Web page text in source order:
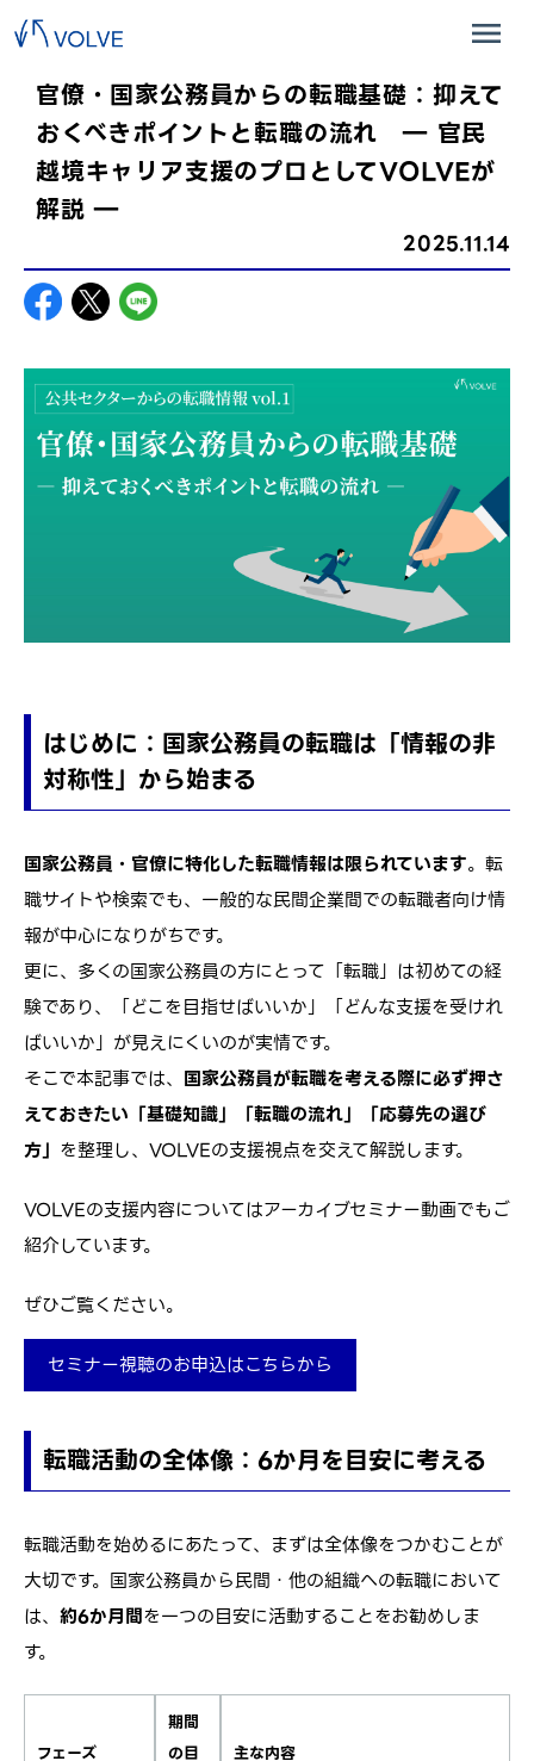
官僚・国家公務員からの転職基礎：抑えて
おくべきポイントと転職の流れ ― 官民
越境キャリア支援のプロとしてVOLVEが
解説 ―
2025.11.14
はじめに：国家公務員の転職は「情報の非
対称性」から始まる
国家公務員・官僚に特化した転職情報は限られています。転
職サイトや検索でも、一般的な民間企業間での転職者向け情
報が中心になりがちです。
更に、多くの国家公務員の方にとって「転職」は初めての経
験であり、「どこを目指せばいいか」「どんな支援を受けれ
ばいいか」が見えにくいのが実情です。
そこで本記事では、 国家公務員が転職を考える際に必ず押さ
えておきたい「基礎知識」「転職の流れ」「応募先の選び
方」 を整理し、VOLVEの支援視点を交えて解説します。
VOLVEの支援内容についてはアーカイブセミナー動画でもご
紹介しています。
ぜひご覧ください。
セミナー視聴のお申込はこちらから
転職活動の全体像：6か月を目安に考える
転職活動を始めるにあたって、まずは全体像をつかむことが
大切です。国家公務員から民間・他の組織への転職において
は、 約6か月間を一つの目安に活動することをお勧めしま
す。
フェーズ
期間
の目
主な内容